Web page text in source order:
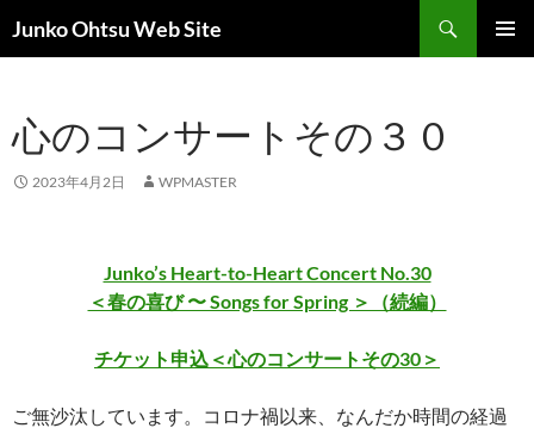
ン
ツ
ス
Junko Ohtsu Web Site
索
心のコンサートその３０
2023年4月2日 WPMASTER
Junko’s Heart-to-Heart Concert No.30
＜春の喜び 〜 Songs for Spring ＞（続編）
チケット申込＜心のコンサートその30＞
ご無沙汰しています。コロナ禍以来、なんだか時間の経過